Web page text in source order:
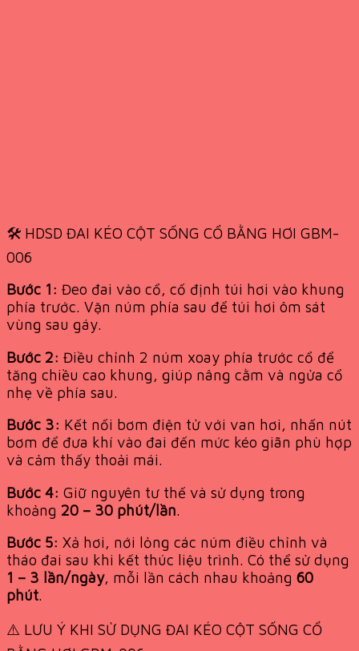
🛠️ HDSD ĐAI KÉO CỘT SỐNG CỔ BẰNG HƠI GBM-
006
Bước 1: Đeo đai vào cổ, cố định túi hơi vào khung
phía trước. Vặn núm phía sau để túi hơi ôm sát
vùng sau gáy.
Bước 2: Điều chỉnh 2 núm xoay phía trước cổ để
tăng chiều cao khung, giúp nâng cằm và ngửa cổ
nhẹ về phía sau.
Bước 3: Kết nối bơm điện tử với van hơi, nhấn nút
bơm để đưa khí vào đai đến mức kéo giãn phù hợp
và cảm thấy thoải mái.
Bước 4: Giữ nguyên tư thế và sử dụng trong
khoảng 20 – 30 phút/lần.
Bước 5: Xả hơi, nới lỏng các núm điều chỉnh và
tháo đai sau khi kết thúc liệu trình. Có thể sử dụng
1 – 3 lần/ngày, mỗi lần cách nhau khoảng 60
phút.
⚠️ LƯU Ý KHI SỬ DỤNG ĐAI KÉO CỘT SỐNG CỔ